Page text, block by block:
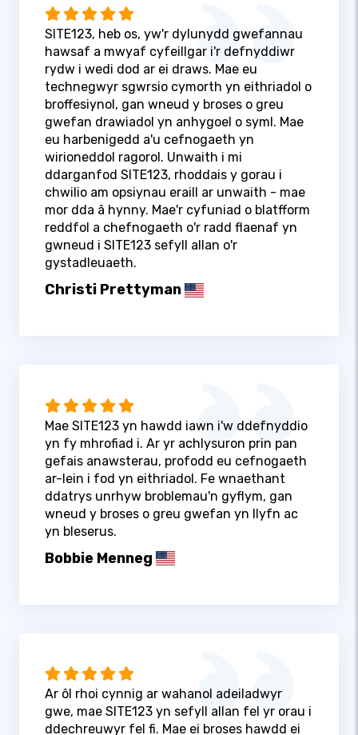
SITE123, heb os, yw'r dylunydd gwefannau
hawsaf a mwyaf cyfeillgar i'r defnyddiwr
rydw i wedi dod ar ei draws. Mae eu
technegwyr sgwrsio cymorth yn eithriadol o
broffesiynol, gan wneud y broses o greu
gwefan drawiadol yn anhygoel o syml. Mae
eu harbenigedd a'u cefnogaeth yn
wirioneddol ragorol. Unwaith i mi
ddarganfod SITE123, rhoddais y gorau i
chwilio am opsiynau eraill ar unwaith - mae
mor dda â hynny. Mae'r cyfuniad o blatfform
reddfol a chefnogaeth o'r radd flaenaf yn
gwneud i SITE123 sefyll allan o'r
gystadleuaeth.
Christi Prettyman
Mae SITE123 yn hawdd iawn i'w ddefnyddio
yn fy mhrofiad i. Ar yr achlysuron prin pan
gefais anawsterau, profodd eu cefnogaeth
ar-lein i fod yn eithriadol. Fe wnaethant
ddatrys unrhyw broblemau'n gyflym, gan
wneud y broses o greu gwefan yn llyfn ac
yn bleserus.
Bobbie Menneg
Ar ôl rhoi cynnig ar wahanol adeiladwyr
gwe, mae SITE123 yn sefyll allan fel yr orau i
ddechreuwyr fel fi. Mae ei broses hawdd ei